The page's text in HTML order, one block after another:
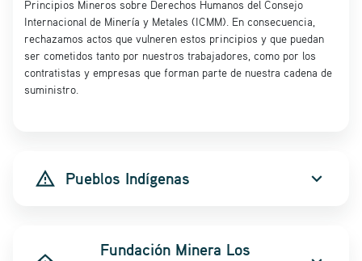
Principios Mineros sobre Derechos Humanos del Consejo
Internacional de Minería y Metales (ICMM). En consecuencia,
rechazamos actos que vulneren estos principios y que puedan
ser cometidos tanto por nuestros trabajadores, como por los
contratistas y empresas que forman parte de nuestra cadena de
suministro.
warning_amber Pueblos Indígenas expand_more
Fundación Minera Los